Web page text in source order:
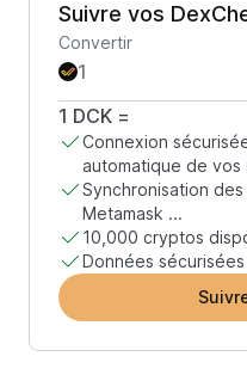
Suivre vos
Convertir
1 DCK =
Connexion
automatique de vos
Synchronisation
Metamask ...
10,000 cryptos
Données